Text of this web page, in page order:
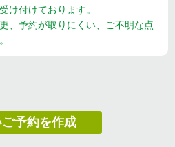
け付けております。
、予約が取りにくい、ご不明な点